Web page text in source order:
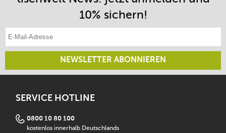
10% sichern!
NEWSLETTER ABONNIEREN
SERVICE HOTLINE
0800 10 80 100
kostenlos innerhalb Deutschlands